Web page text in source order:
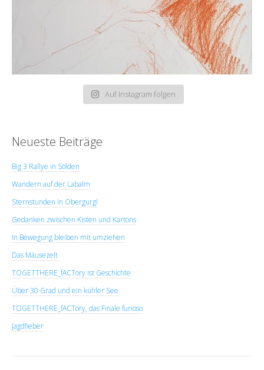
Auf Instagram folgen
Neueste Beiträge
Big 3 Rallye in Sölden
Wandern auf der Labalm
Sternstunden in Obergurgl
Gedanken zwischen Kisten und Kartons
In Bewegung bleiben mit umziehen
Das Mäusezelt
TOGETTHERE_fACTory ist Geschichte
Über 30 Grad und ein kühler See
TOGETTHERE_fACTory, das Finale furioso
Jagdfieber